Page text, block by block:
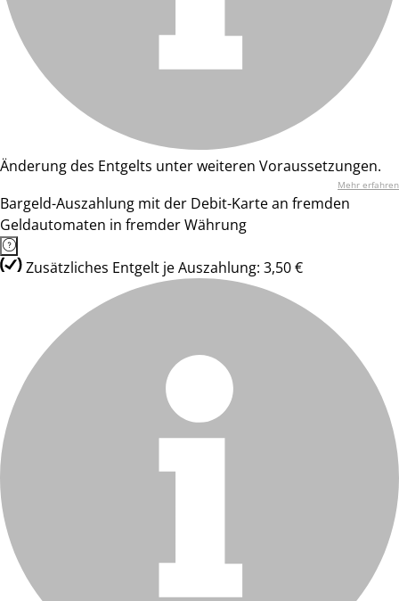
Änderung des Entgelts unter weiteren Voraussetzungen.
Mehr erfahren
Bargeld-Auszahlung mit der Debit-Karte an fremden
Geldautomaten in fremder Währung
Zusätzliches Entgelt je Auszahlung: 3,50 €